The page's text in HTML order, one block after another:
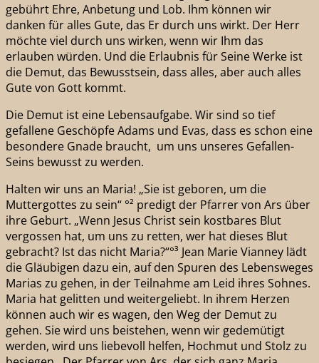
gebührt Ehre, Anbetung und Lob. Ihm können wir
danken für alles Gute, das Er durch uns wirkt. Der Herr
möchte viel durch uns wirken, wenn wir Ihm das
erlauben würden. Und die Erlaubnis für Seine Werke ist
die Demut, das Bewusstsein, dass alles, aber auch alles
Gute von Gott kommt.
Die Demut ist eine Lebensaufgabe. Wir sind so tief
gefallene Geschöpfe Adams und Evas, dass es schon eine
besondere Gnade braucht, um uns unseres Gefallen-
Seins bewusst zu werden.
Halten wir uns an Maria! „Sie ist geboren, um die
Muttergottes zu sein“ °² predigt der Pfarrer von Ars über
ihre Geburt. „Wenn Jesus Christ sein kostbares Blut
vergossen hat, um uns zu retten, wer hat dieses Blut
gebracht? Ist das nicht Maria?“°³ Jean Marie Vianney lädt
die Gläubigen dazu ein, auf den Spuren des Lebensweges
Marias zu gehen, in der Teilnahme am Leid ihres Sohnes.
Maria hat gelitten und weitergeliebt. In ihrem Herzen
können auch wir es wagen, den Weg der Demut zu
gehen. Sie wird uns beistehen, wenn wir gedemütigt
werden, wird uns liebevoll helfen, Hochmut und Stolz zu